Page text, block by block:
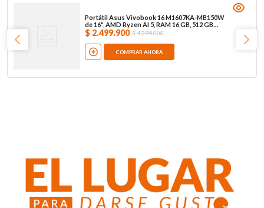
Portátil Asus Vivobook 16 M1607KA-MB150W
de 16", AMD Ryzen AI 5, RAM 16 GB, 512 GB
SSD, W11, gris
$ 2.499.900 $4.299.000
COMPRAR AHORA